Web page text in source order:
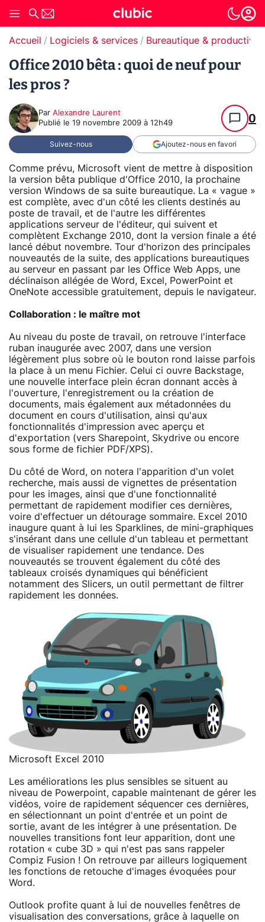
Accueil Logiciels & services Bureautique & productivité
Office 2010 bêta : quoi de neuf pour
les pros ?
Par Alexandre Laurent
Publié le 19 novembre 2009 à 12h49 0
Suivez-nous Ajoutez-nous en favori
Comme prévu, Microsoft vient de mettre à disposition
la version bêta publique d'Office 2010, la prochaine
version Windows de sa suite bureautique. La « vague »
est complète, avec d'un côté les clients destinés au
poste de travail, et de l'autre les différentes
applications serveur de l'éditeur, qui suivent et
complètent Exchange 2010, dont la version finale a été
lancé début novembre. Tour d'horizon des principales
nouveautés de la suite, des applications bureautiques
au serveur en passant par les Office Web Apps, une
déclinaison allégée de Word, Excel, PowerPoint et
OneNote accessible gratuitement, depuis le navigateur.
Collaboration : le maître mot
Au niveau du poste de travail, on retrouve l'interface
ruban inaugurée avec 2007, dans une version
légèrement plus sobre où le bouton rond laisse parfois
la place à un menu Fichier. Celui ci ouvre Backstage,
une nouvelle interface plein écran donnant accès à
l'ouverture, l'enregistrement ou la création de
documents, mais également aux métadonnées du
document en cours d'utilisation, ainsi qu'aux
fonctionnalités d'impression avec aperçu et
d'exportation (vers Sharepoint, Skydrive ou encore
sous forme de fichier PDF/XPS).
Du côté de Word, on notera l'apparition d'un volet
recherche, mais aussi de vignettes de présentation
pour les images, ainsi que d'une fonctionnalité
permettant de rapidement modifier ces dernières,
voire d'effectuer un détourage sommaire. Excel 2010
inaugure quant à lui les Sparklines, de mini-graphiques
s'insérant dans une cellule d'un tableau et permettant
de visualiser rapidement une tendance. Des
nouveautés se trouvent également du côté des
tableaux croisés dynamiques qui bénéficient
notamment des Slicers, un outil permettant de filtrer
rapidement les données.
Microsoft Excel 2010
Les améliorations les plus sensibles se situent au
niveau de Powerpoint, capable maintenant de gérer les
vidéos, voire de rapidement séquencer ces dernières,
en sélectionnant un point d'entrée et un point de
sortie, avant de les intégrer à une présentation. De
nouvelles transitions font leur apparition, dont une
rotation « cube 3D » qui n'est pas sans rappeler
Compiz Fusion ! On retrouve par ailleurs logiquement
les fonctions de retouche d'images évoquées pour
Word.
Outlook profite quant à lui de nouvelles fenêtres de
visualisation des conversations, grâce à laquelle on